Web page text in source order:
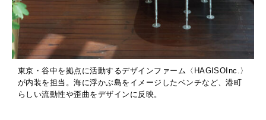
東京・谷中を拠点に活動するデザインファーム〈HAGISOInc.〉
が内装を担当。海に浮かぶ島をイメージしたベンチなど、港町
らしい流動性や歪曲をデザインに反映。